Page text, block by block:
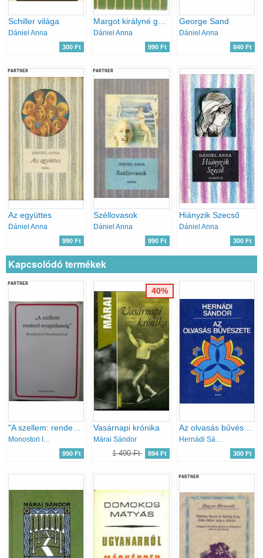
Schiller világa
Dániel Anna
300 Ft
Margot királyné gobelinjei
Dániel Anna
990 Ft
George Sand
Dániel Anna
840 Ft
PARTNER
Az együttes
Dániel Anna
990 Ft
PARTNER
Széllovasok
Dániel Anna
990 Ft
Hiányzik Szecső
Dániel Anna
300 Ft
Kapcsolódó termékek
PARTNER
Monostori Imre (szerk.)
990 Ft
Vasárnapi krónika
Márai Sándor
1 490 Ft 894 Ft
40%
Az olvasás bűvészete
Hernádi Sándor
300 Ft
PARTNER